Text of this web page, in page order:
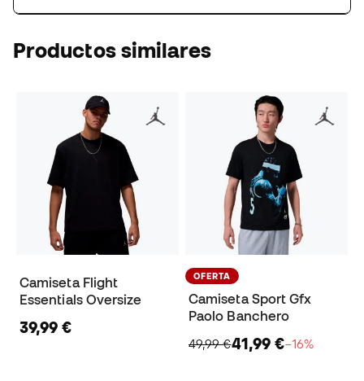
Productos similares
Camiseta Flight
Essentials Oversize
39,99 €
OFERTA
Camiseta Sport Gfx
Paolo Banchero
49,99 €41,99 €−16%